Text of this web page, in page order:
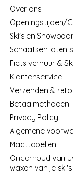
Over ons
Openingstijden/
Ski's en
Schaatsen laten
Fiets verhuur &
Klantenservice
Verzenden &
Betaalmethoden
Privacy Policy
Algemene
Maattabellen
Onderhoud van
waxen van je